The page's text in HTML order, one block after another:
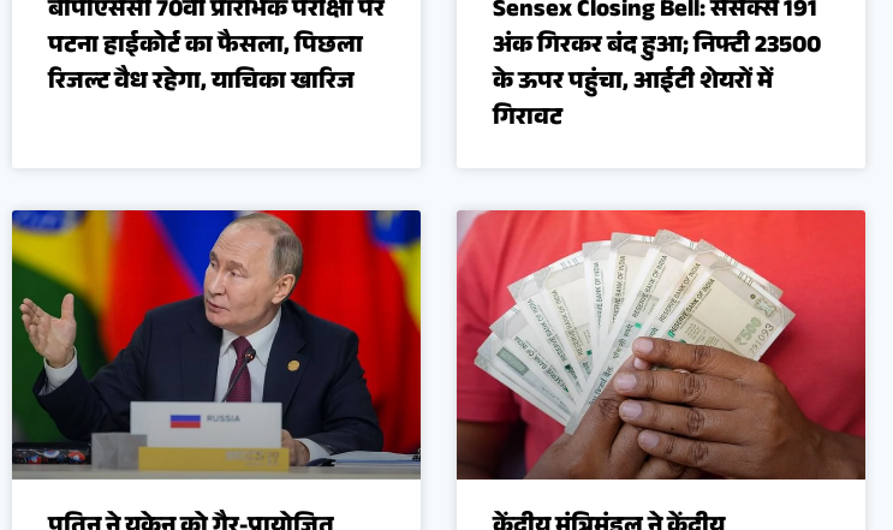
बीपीएससी 70वीं प्रारंभिक परीक्षा पर
पटना हाईकोर्ट का फैसला, पिछला
रिजल्ट वैध रहेगा, याचिका खारिज
Sensex Closing Bell: सेंसेक्स 191
अंक गिरकर बंद हुआ; निफ्टी 23500
के ऊपर पहुंचा, आईटी शेयरों में
गिरावट